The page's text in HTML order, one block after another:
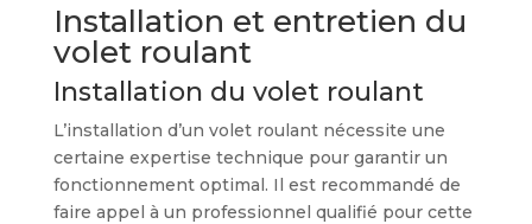
Installation et entretien du
volet roulant
Installation du volet roulant
L’installation d’un volet roulant nécessite une
certaine expertise technique pour garantir un
fonctionnement optimal. Il est recommandé de
faire appel à un professionnel qualifié pour cette